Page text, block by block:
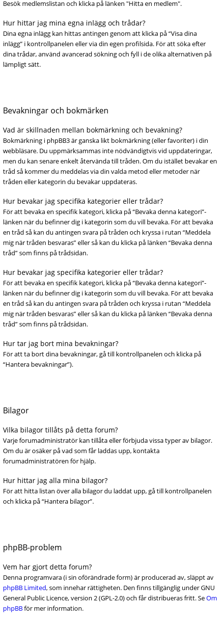
Besök medlemslistan och klicka på länken "Hitta en medlem".
Hur hittar jag mina egna inlägg och trådar?
Dina egna inlägg kan hittas antingen genom att klicka på “Visa dina
inlägg” i kontrollpanelen eller via din egen profilsida. För att söka efter
dina trådar, använd avancerad sökning och fyll i de olika alternativen på
lämpligt sätt.
Bevakningar och bokmärken
Vad är skillnaden mellan bokmärkning och bevakning?
Bokmärkning i phpBB3 är ganska likt bokmärkning (eller favoriter) i din
webbläsare. Du uppmärksammas inte nödvändigtvis vid uppdateringar,
men du kan senare enkelt återvända till tråden. Om du istället bevakar en
tråd så kommer du meddelas via din valda metod eller metoder när
tråden eller kategorin du bevakar uppdateras.
Hur bevakar jag specifika kategorier eller trådar?
För att bevaka en specifik kategori, klicka på “Bevaka denna kategori”-
länken när du befinner dig i kategorin som du vill bevaka. För att bevaka
en tråd så kan du antingen svara på tråden och kryssa i rutan “Meddela
mig när tråden besvaras” eller så kan du klicka på länken “Bevaka denna
tråd” som finns på trådsidan.
Hur bevakar jag specifika kategorier eller trådar?
För att bevaka en specifik kategori, klicka på “Bevaka denna kategori”-
länken när du befinner dig i kategorin som du vill bevaka. För att bevaka
en tråd så kan du antingen svara på tråden och kryssa i rutan “Meddela
mig när tråden besvaras” eller så kan du klicka på länken “Bevaka denna
tråd” som finns på trådsidan.
Hur tar jag bort mina bevakningar?
För att ta bort dina bevakningar, gå till kontrollpanelen och klicka på
“Hantera bevakningar”).
Bilagor
Vilka bilagor tillåts på detta forum?
Varje forumadministratör kan tillåta eller förbjuda vissa typer av bilagor.
Om du är osäker på vad som får laddas upp, kontakta
forumadministratören för hjälp.
Hur hittar jag alla mina bilagor?
För att hitta listan över alla bilagor du laddat upp, gå till kontrollpanelen
och klicka på “Hantera bilagor”.
phpBB-problem
Vem har gjort detta forum?
Denna programvara (i sin oförändrade form) är producerad av, släppt av
phpBB Limited, som innehar rättigheten. Den finns tillgänglig under GNU
General Public Licence, version 2 (GPL-2.0) och får distribueras fritt. SeOm
phpBBför mer information.